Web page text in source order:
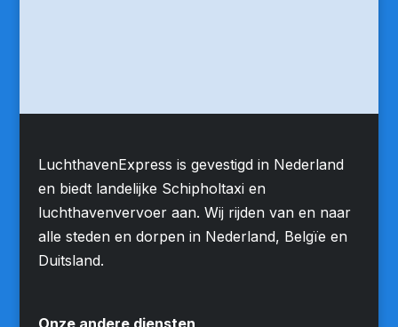
LuchthavenExpress is gevestigd in Nederland
en biedt landelijke Schipholtaxi en
luchthavenvervoer aan. Wij rijden van en naar
alle steden en dorpen in Nederland, Belgïe en
Duitsland.